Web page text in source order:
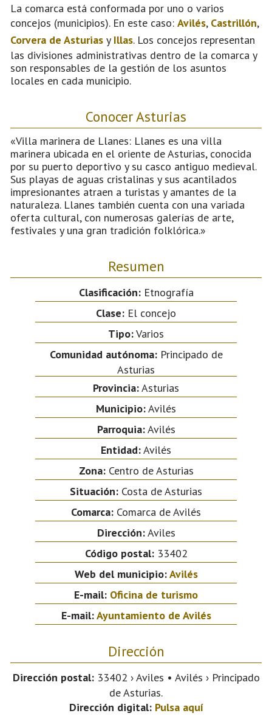
La comarca está conformada por uno o varios
concejos (municipios). En este caso: Avilés, Castrillón,
Corvera de Asturias y Illas. Los concejos representan
las divisiones administrativas dentro de la comarca y
son responsables de la gestión de los asuntos
locales en cada municipio.
Conocer Asturias
«Villa marinera de Llanes: Llanes es una villa
marinera ubicada en el oriente de Asturias, conocida
por su puerto deportivo y su casco antiguo medieval.
Sus playas de aguas cristalinas y sus acantilados
impresionantes atraen a turistas y amantes de la
naturaleza. Llanes también cuenta con una variada
oferta cultural, con numerosas galerías de arte,
festivales y una gran tradición folklórica.»
Resumen
Clasificación:Etnografía
Clase: El concejo
Tipo:Varios
Comunidad autónoma:Principado de
Asturias
Provincia:Asturias
Municipio:Avilés
Parroquia:Avilés
Entidad:Avilés
Zona:Centro de Asturias
Situación: Costa de Asturias
Comarca: Comarca de Avilés
Dirección:Aviles
Código postal:33402
Web del municipio:Avilés
E-mail: Oficina de turismo
E-mail:Ayuntamiento de Avilés
Dirección
Dirección postal:33402 › Aviles • Avilés › Principado
de Asturias.
Dirección digital: Pulsa aquí